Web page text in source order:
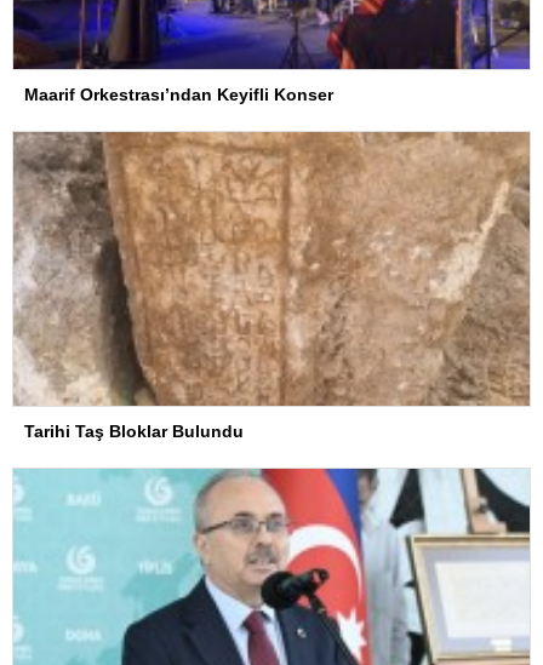
Maarif Orkestrası’ndan Keyifli Konser
Tarihi Taş Bloklar Bulundu